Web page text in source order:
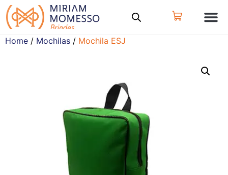
Home / Mochilas / Mochila ESJ